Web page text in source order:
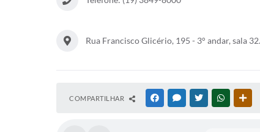
Rua Francisco Glicério, 195 - 3° andar, sala 32.
COMPARTILHAR FACEBOOKMESSENGER
TWITTERWHATSAPP